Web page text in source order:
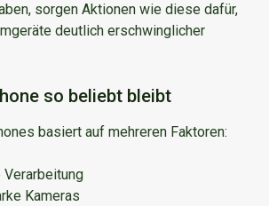
sorgen Aktionen wie diese dafür,
deutlich erschwinglicher
so beliebt bleibt
basiert auf mehreren Faktoren:
Verarbeitung
Kameras